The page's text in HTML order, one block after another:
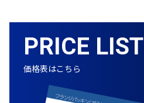
PRICE LIST
価格表はこちら